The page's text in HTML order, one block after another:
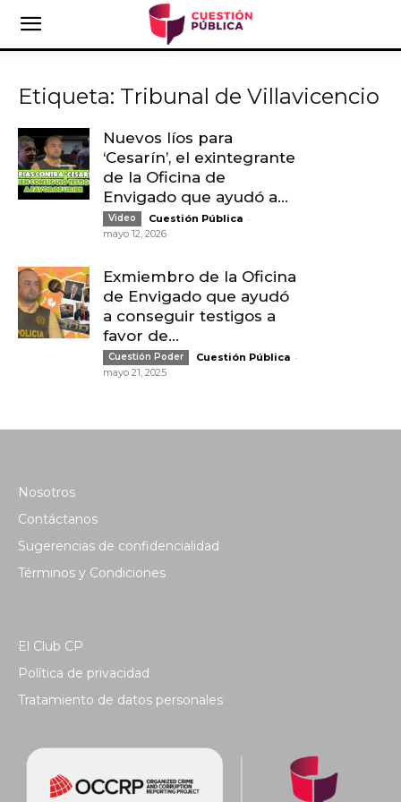
Etiqueta: Tribunal de Villavicencio
Nuevos líos para
‘Cesarín’, el exintegrante
de la Oficina de
Envigado que ayudó a...
Video Cuestión Pública -
mayo 12, 2026
Exmiembro de la Oficina
de Envigado que ayudó
a conseguir testigos a
favor de...
Cuestión Poder Cuestión Pública -
mayo 21, 2025
Nosotros
Contáctanos
Sugerencias de confidencialidad
Términos y Condiciones
El Club CP
Política de privacidad
Tratamiento de datos personales